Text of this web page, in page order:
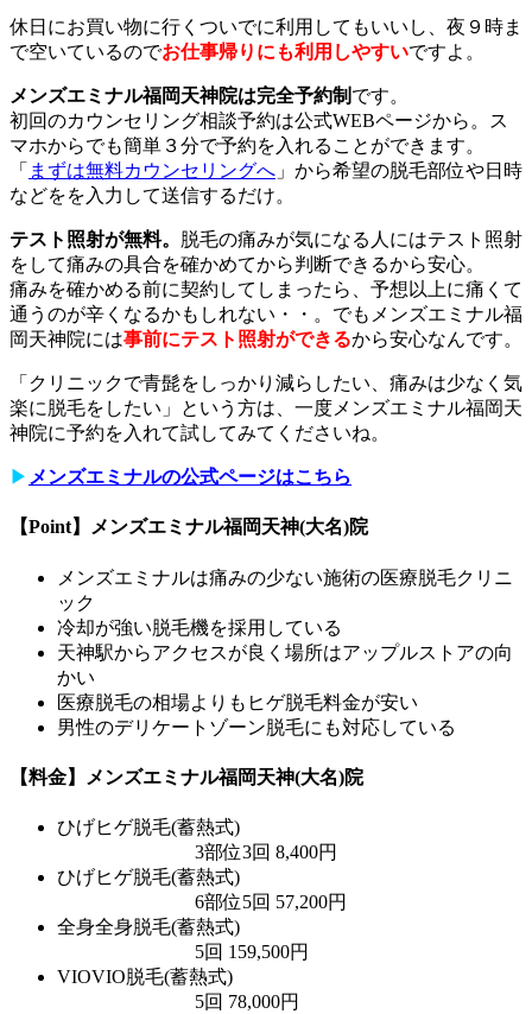
休日にお買い物に行くついでに利用してもいいし、夜９時ま
で空いているのでお仕事帰りにも利用しやすいですよ。
メンズエミナル福岡天神院は完全予約制 です。
初回のカウンセリング相談予約は公式WEBページから。ス
マホからでも簡単３分で予約を入れることができます。
「 まずは無料カウンセリングへ 」から希望の脱毛部位や日時
などをを入力して送信するだけ。
テスト照射が無料。 脱毛の痛みが気になる人にはテスト照射
をして痛みの具合を確かめてから判断できるから安心。
痛みを確かめる前に契約してしまったら、予想以上に痛くて
通うのが辛くなるかもしれない・・。でもメンズエミナル福
岡天神院には事前にテスト照射ができるから安心なんです。
「クリニックで青髭をしっかり減らしたい、痛みは少なく気
楽に脱毛をしたい」という方は、一度メンズエミナル福岡天
神院に予約を入れて試してみてくださいね。
▶︎ メンズエミナルの公式ページはこちら
【Point】メンズエミナル福岡天神(大名)院
メンズエミナルは痛みの少ない施術の医療脱毛クリニ
ック
冷却が強い脱毛機を採用している
天神駅からアクセスが良く場所はアップルストアの向
かい
医療脱毛の相場よりもヒゲ脱毛料金が安い
男性のデリケートゾーン脱毛にも対応している
【料金】メンズエミナル福岡天神(大名)院
ひげヒゲ脱毛(蓄熱式)
3部位3回 8,400円
ひげヒゲ脱毛(蓄熱式)
6部位5回 57,200円
全身全身脱毛(蓄熱式)
5回 159,500円
VIOVIO脱毛(蓄熱式)
5回 78,000円